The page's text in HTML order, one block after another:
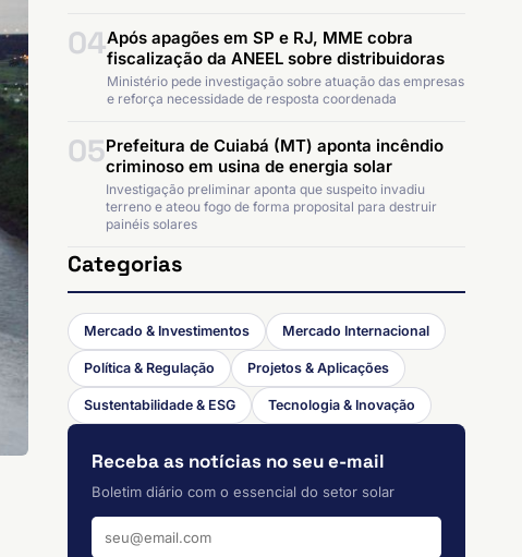
04Após apagões em SP e RJ, MME cobra
fiscalização da ANEEL sobre distribuidoras
Ministério pede investigação sobre atuação das empresas
e reforça necessidade de resposta coordenada
05Prefeitura de Cuiabá (MT) aponta incêndio
criminoso em usina de energia solar
Investigação preliminar aponta que suspeito invadiu
terreno e ateou fogo de forma proposital para destruir
painéis solares
Categorias
Mercado & Investimentos Mercado Internacional
Política & Regulação Projetos & Aplicações
Sustentabilidade & ESG Tecnologia & Inovação
Receba as notícias no seu e-mail
Boletim diário com o essencial do setor solar